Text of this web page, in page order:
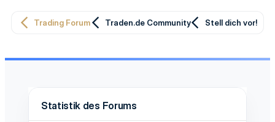
Trading Forum Traden.de Community Stell dich vor!
Statistik des Forums